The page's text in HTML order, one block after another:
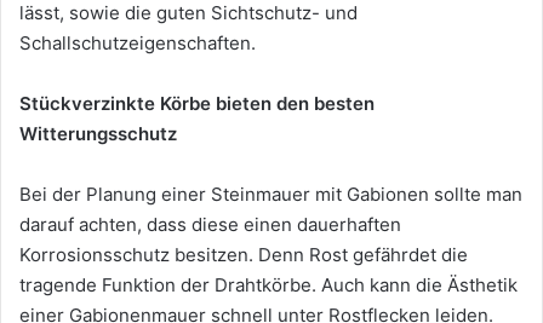
lässt, sowie die guten Sichtschutz- und
Schallschutzeigenschaften.
Stückverzinkte Körbe bieten den besten
Witterungsschutz
Bei der Planung einer Steinmauer mit Gabionen sollte man
darauf achten, dass diese einen dauerhaften
Korrosionsschutz besitzen. Denn Rost gefährdet die
tragende Funktion der Drahtkörbe. Auch kann die Ästhetik
einer Gabionenmauer schnell unter Rostflecken leiden.